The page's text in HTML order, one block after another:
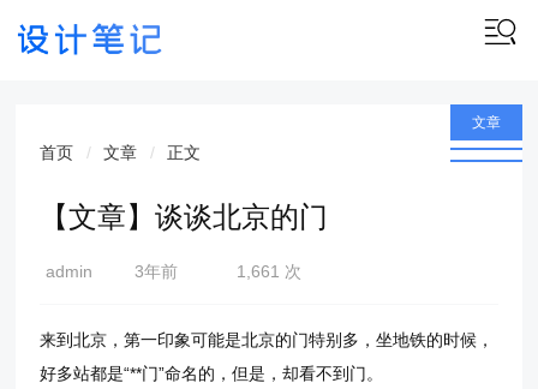
首页 文章 正文
文章
【文章】谈谈北京的门
admin
3年前
06-30)
1,661 次
来到北京，第一印象可能是北京的门特别多，坐地铁的时候，
好多站都是“**门”命名的，但是，却看不到门。